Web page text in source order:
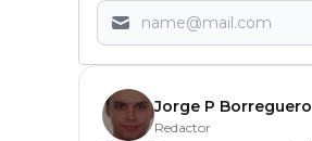
Jorge P Borreguero
Redactor